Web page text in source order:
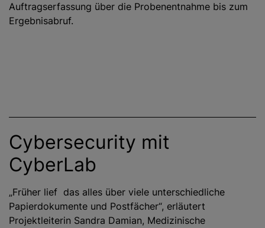
Auftragserfassung über die Probenentnahme bis zum
Ergebnisabruf.
Cybersecurity mit
CyberLab
„Früher lief das alles über viele unterschiedliche
Papierdokumente und Postfächer“, erläutert
Projektleiterin Sandra Damian, Medizinische